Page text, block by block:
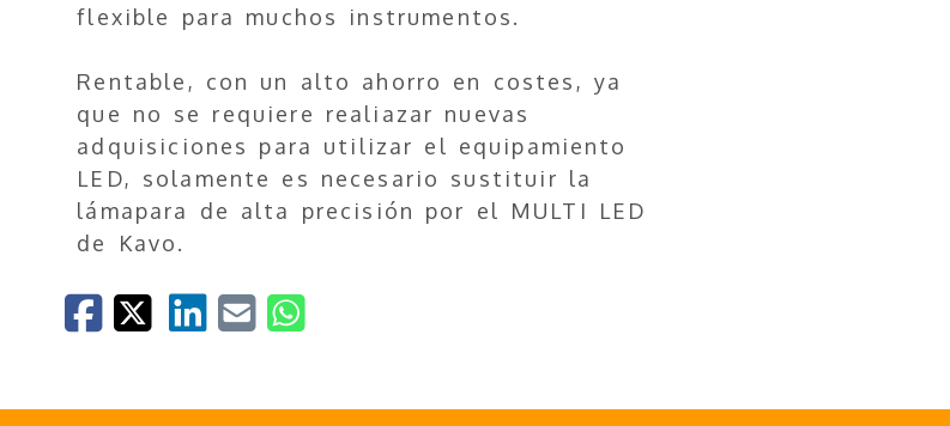
flexible para muchos instrumentos.
Rentable, con un alto ahorro en costes, ya
que no se requiere realiazar nuevas
adquisiciones para utilizar el equipamiento
LED, solamente es necesario sustituir la
lámapara de alta precisión por el MULTI LED
de Kavo.